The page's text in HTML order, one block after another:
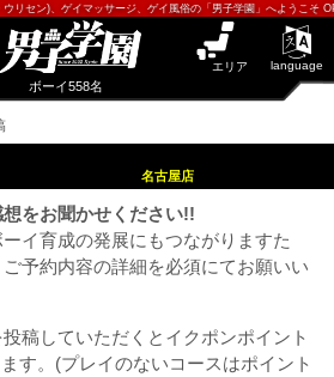
リセン)、ゲイマッサージ、ゲイ風俗の「男子学園」へようこそ
名古屋店
エリア language
ボーイ558名
×閉じる
×閉じる
×閉じる
をお聞かせください!!
イ育成の発展にもつながりますた
予約内容の詳細を必須にてお願いい
稿していただくとイクポンポイント
す。(プレイのないコースはポイント